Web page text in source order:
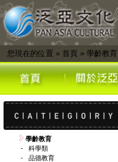
您現在的位置 » 首頁 » 學齡教育
學齡教育
- 科學類
- 品德教育